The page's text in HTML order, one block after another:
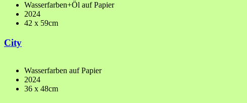
Wasserfarben+Öl auf Papier
2024
42 x 59cm
City
Wasserfarben auf Papier
2024
36 x 48cm